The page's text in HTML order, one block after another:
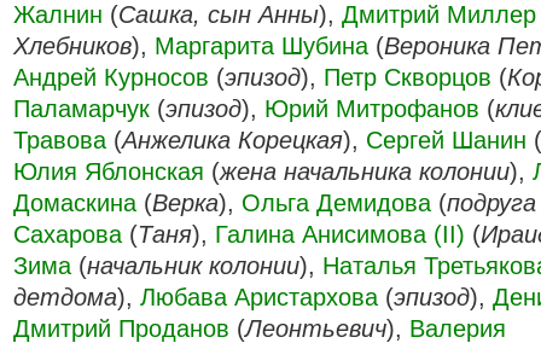
Жалнин (Сашка, сын Анны), Дмитрий Миллер
Хлебников), Маргарита Шубина (Вероника
Андрей Курносов (эпизод), Петр Скворцов (
Паламарчук (эпизод), Юрий Митрофанов (
Травова (Анжелика Корецкая), Сергей Шанин (
Юлия Яблонская (жена начальника колонии),
Домаскина (Верка), Ольга Демидова (
Сахарова (Таня), Галина Анисимова (II) (
Зима (начальник колонии), Наталья
детдома), Любава Аристархова (эпизод),
Дмитрий Проданов (Леонтьевич), Валерия